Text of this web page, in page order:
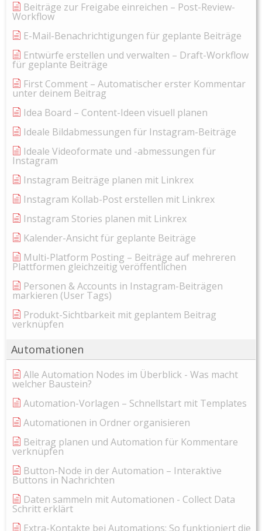
Beiträge zur Freigabe einreichen – Post-Review-
Workflow
E-Mail-Benachrichtigungen für geplante Beiträge
Entwürfe erstellen und verwalten – Draft-Workflow
für geplante Beiträge
First Comment – Automatischer erster Kommentar
unter deinem Beitrag
Idea Board – Content-Ideen visuell planen
Ideale Bildabmessungen für Instagram-Beiträge
Ideale Videoformate und -abmessungen für
Instagram
Instagram Beiträge planen mit Linkrex
Instagram Kollab-Post erstellen mit Linkrex
Instagram Stories planen mit Linkrex
Kalender-Ansicht für geplante Beiträge
Multi-Platform Posting – Beiträge auf mehreren
Plattformen gleichzeitig veröffentlichen
Personen & Accounts in Instagram-Beiträgen
markieren (User Tags)
Produkt-Sichtbarkeit mit geplantem Beitrag
verknüpfen
Automationen
Alle Automation Nodes im Überblick - Was macht
welcher Baustein?
Automation-Vorlagen – Schnellstart mit Templates
Automationen in Ordner organisieren
Beitrag planen und Automation für Kommentare
verknüpfen
Button-Node in der Automation – Interaktive
Buttons in Nachrichten
Daten sammeln mit Automationen - Collect Data
Schritt erklärt
Extra-Kontakte bei Automations: So funktioniert die